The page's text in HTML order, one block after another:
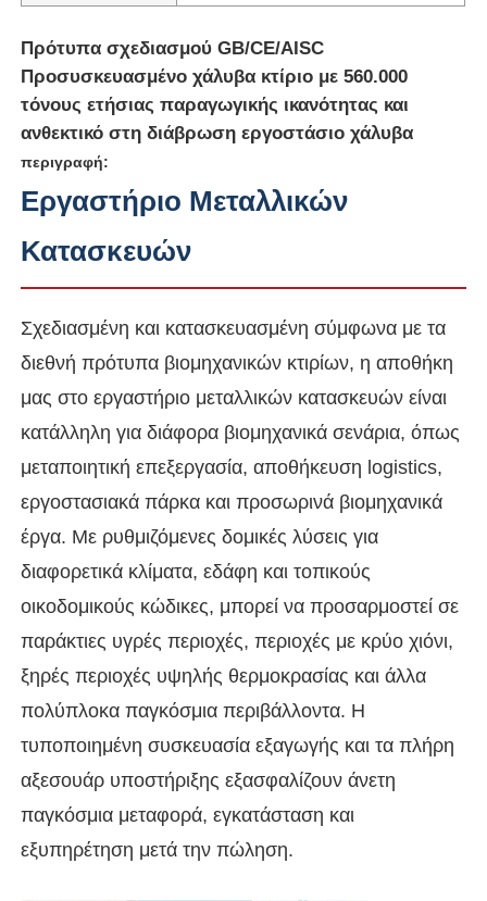
Βίντεο
Σχετικά με εμάς
Γύρος εργοστασίων
Ποιοτικός έλεγχος
Πρότυπα σχεδιασμού GB/CE/AISC
Προσυσκευασμένο χάλυβα κτίριο με 560.000
τόνους ετήσιας παραγωγικής ικανότητας και
ανθεκτικό στη διάβρωση εργοστάσιο χάλυβα
περιγραφή:
Εργαστήριο Μεταλλικών
Κατασκευών
Σχεδιασμένη και κατασκευασμένη σύμφωνα με τα
διεθνή πρότυπα βιομηχανικών κτιρίων, η αποθήκη
μας στο εργαστήριο μεταλλικών κατασκευών είναι
κατάλληλη για διάφορα βιομηχανικά σενάρια, όπως
μεταποιητική επεξεργασία, αποθήκευση logistics,
εργοστασιακά πάρκα και προσωρινά βιομηχανικά
έργα. Με ρυθμιζόμενες δομικές λύσεις για
διαφορετικά κλίματα, εδάφη και τοπικούς
οικοδομικούς κώδικες, μπορεί να προσαρμοστεί σε
παράκτιες υγρές περιοχές, περιοχές με κρύο χιόνι,
ξηρές περιοχές υψηλής θερμοκρασίας και άλλα
πολύπλοκα παγκόσμια περιβάλλοντα. Η
τυποποιημένη συσκευασία εξαγωγής και τα πλήρη
αξεσουάρ υποστήριξης εξασφαλίζουν άνετη
παγκόσμια μεταφορά, εγκατάσταση και
εξυπηρέτηση μετά την πώληση.